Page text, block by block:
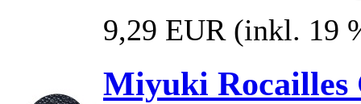
9,29 EUR (inkl. 19
Miyuki Rocailles